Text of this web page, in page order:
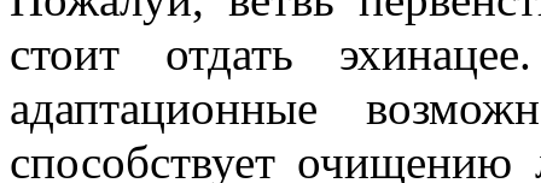
стоит отдать
адаптационные
способствует очищению